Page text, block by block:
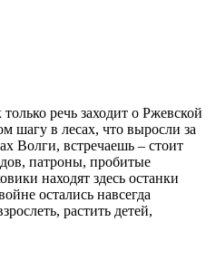
речь заходит о Ржевской
шагу в лесах, что выросли за
Волги, встречаешь – стоит
патроны, пробитые
находят здесь останки
остались навсегда
растить детей,